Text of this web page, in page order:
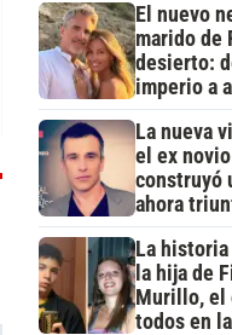
El nuevo
marido de
desierto:
imperio a
La nueva
el ex
construyó
ahora
La historia
la hija de
Murillo, el
todos en